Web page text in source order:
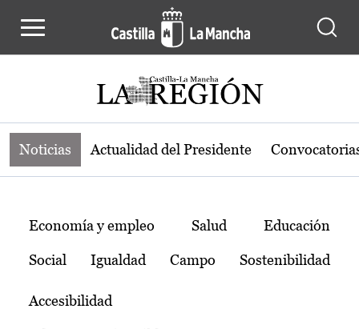
Noticias de la región de Castilla-La
Noticias Actualidad del Presidente
Temas
Economía y empleo Salud Educación
Social Igualdad Campo Sostenibilidad
Accesibilidad